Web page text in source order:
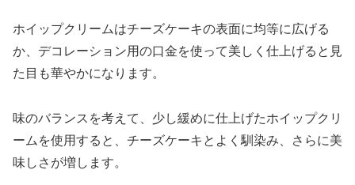
ホイップクリームはチーズケーキの表面に均等に広げる
か、デコレーション用の口金を使って美しく仕上げると見
た目も華やかになります。
味のバランスを考えて、少し緩めに仕上げたホイップクリ
ームを使用すると、チーズケーキとよく馴染み、さらに美
味しさが増します。